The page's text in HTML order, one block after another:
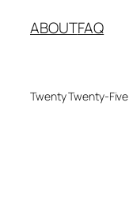
ABOUTFAQ
Twenty Twenty-Five